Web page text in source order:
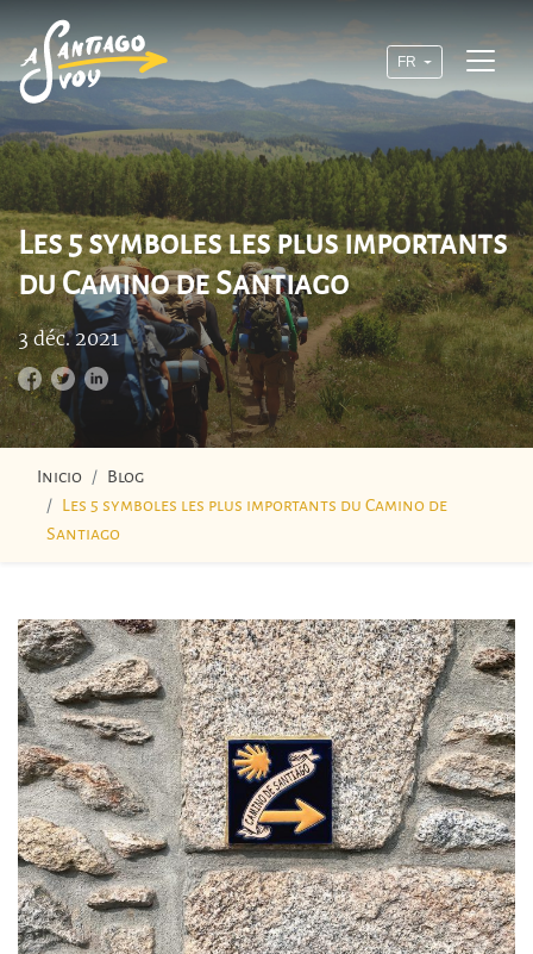
FR
Les 5 symboles les plus importants
du Camino de Santiago
3 déc. 2021
Inicio
Blog
Les 5 symboles les plus importants du Camino de
Santiago